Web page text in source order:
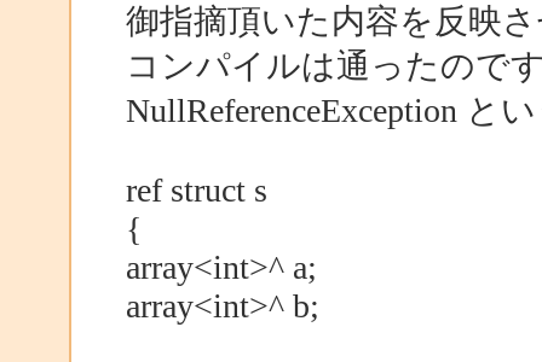
御指摘頂いた内容を反映
コンパイルは通ったので
NullReferenceException と
ref struct s
{
array<int>^ a;
array<int>^ b;